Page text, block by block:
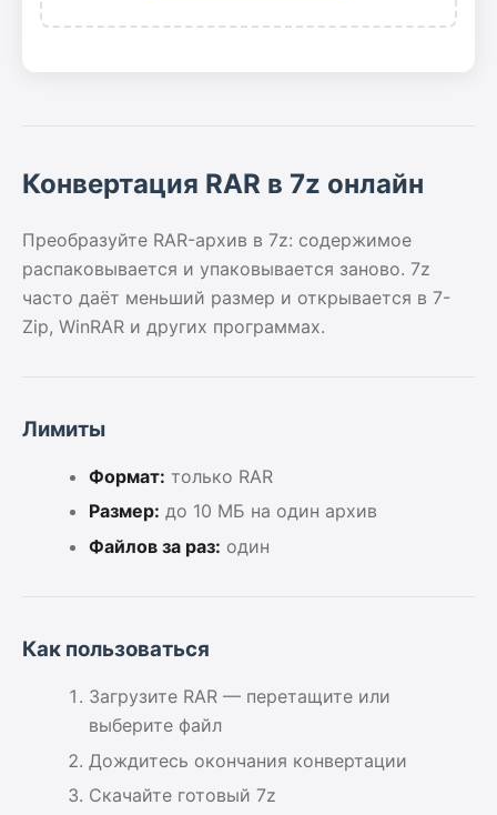
Конвертация RAR в 7z онлайн
Преобразуйте RAR-архив в 7z: содержимое
распаковывается и упаковывается заново. 7z
часто даёт меньший размер и открывается в 7-
Zip, WinRAR и других программах.
Лимиты
Формат: только RAR
Размер: до 10 МБ на один архив
Файлов за раз: один
Как пользоваться
Загрузите RAR — перетащите или
выберите файл
Дождитесь окончания конвертации
Скачайте готовый 7z